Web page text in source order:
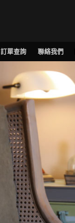
訂單查詢 聯絡我們